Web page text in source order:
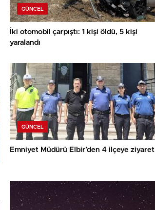
GÜNCEL
İki otomobil çarpıştı: 1 kişi öldü, 5 kişi
yaralandı
GÜNCEL
Emniyet Müdürü Elbir’den 4 ilçeye ziyaret